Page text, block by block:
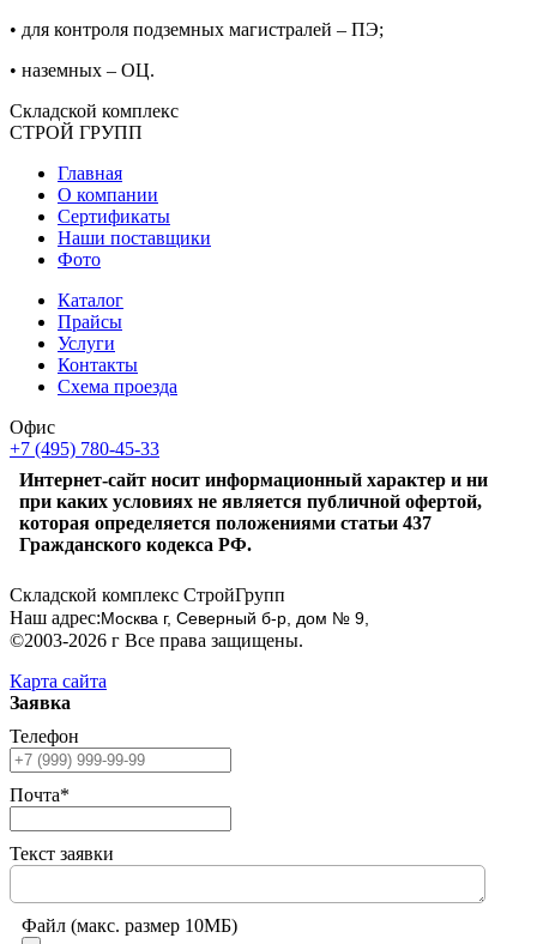
• для контроля подземных магистралей – ПЭ;
• наземных – ОЦ.
Складской комплекс
СТРОЙ ГРУПП
Главная
О компании
Сертификаты
Наши поставщики
Фото
Каталог
Прайсы
Услуги
Контакты
Схема проезда
Офис
+7 (495) 780-45-33
Интернет-сайт носит информационный характер и ни
при каких условиях не является публичной офертой,
которая определяется положениями статьи 437
Гражданского кодекса РФ.
Складской комплекс СтройГрупп
Наш адрес:Москва г, Северный б-р, дом № 9,
©2003-2026 г Все права защищены.
Карта сайта
Заявка
Телефон
Почта*
Текст заявки
Файл (макс. размер 10МБ)